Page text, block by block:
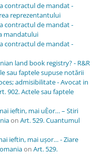
contractul de mandat -
reprezentantului
contractul de mandat -
mandatului
contractul de mandat -
land book registry? - R&R
sau faptele supuse notării
admisibilitate - Avocat in
902. Actele sau faptele
ieftin, mai uÈor… – Stiri
on Art. 529. Cuantumul
ieftin, mai ușor… - Ziare
on Art. 529.